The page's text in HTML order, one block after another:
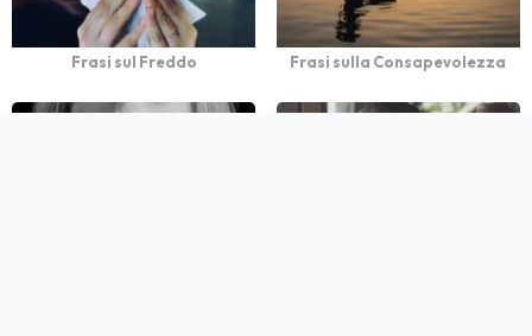
Frasi sul Freddo Frasi sulla Consapevolezza